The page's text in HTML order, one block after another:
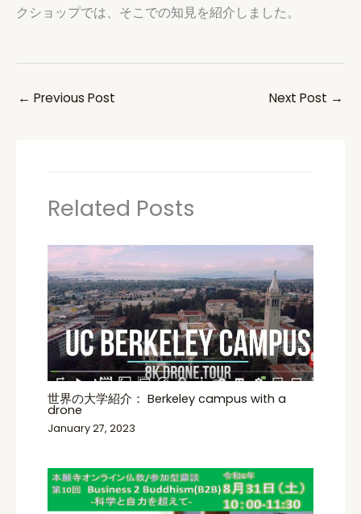
クショップでは、そこでの知見を紹介しました。
← Previous Post Next Post →
Related Posts
世界の大学紹介： Berkeley campus with a
drone
January 27, 2023